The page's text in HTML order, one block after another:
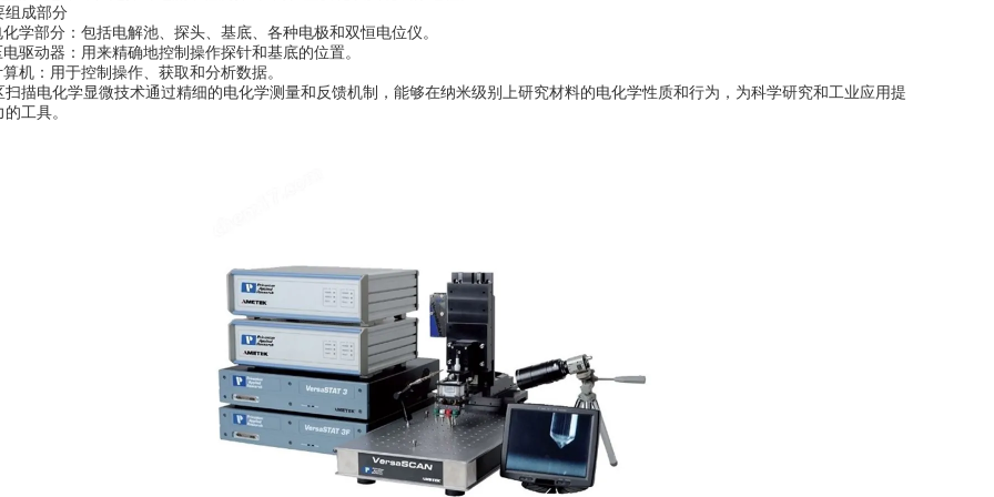
成部分
部分：包括电解池、探头、基底、各种电极和双恒电位仪。
动器：用来精确地控制操作探针和基底的位置。
：用于控制操作、获取和分析数据。
电化学显微技术通过精细的电化学测量和反馈机制，能够在纳米级别上研究材料的电化学性质和行为，为科学研究和工业应用提
工具。